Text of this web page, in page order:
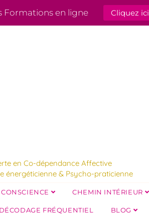
Formations en ligne Cliquez ici
en Co-dépendance Affective
énergéticienne & Psycho-praticienne
CHEMIN INTÉRIEUR
FRÉQUENTIEL BLOG